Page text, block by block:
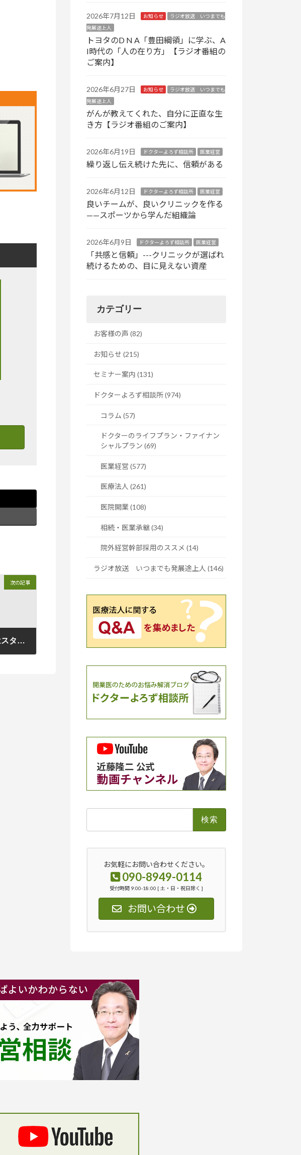
次の記事
気持ち良く働けるクリニックはスタッフ採用にもプラス効果をもたらす
2026年7月12日 お知らせ
ラジオ放送 いつまでも
発展途上人
トヨタのD N A「豊田綱領」に学ぶ、A
I時代の「人の在り方」【ラジオ番組の
ご案内】
2026年6月27日 お知らせ
ラジオ放送 いつまでも
発展途上人
がんが教えてくれた、自分に正直な生
き方【ラジオ番組のご案内】
2026年6月19日 ドクターよろず相談所 医業経営
繰り返し伝え続けた先に、信頼がある
2026年6月12日 ドクターよろず相談所 医業経営
良いチームが、良いクリニックを作る
——スポーツから学んだ組織論
2026年6月9日 ドクターよろず相談所 医業経営
「共感と信頼」---クリニックが選ばれ
続けるための、目に見えない資産
カテゴリー
お客様の声 (82)
お知らせ (215)
セミナー案内 (131)
ドクターよろず相談所 (974)
コラム (57)
ドクターのライフプラン・ファイナン
シャルプラン (69)
医業経営 (577)
医療法人 (261)
医院開業 (108)
相続・医業承継 (34)
院外経営幹部採用のススメ (14)
ラジオ放送 いつまでも発展途上人 (146)
お気軽にお問い合わせください。
090-8949-0114
受付時間 9:00-18:00 [ 土・日・祝日除く ]
お問い合わせ